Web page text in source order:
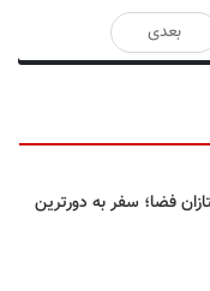
بعدی
فضا؛ سفر به دورترین